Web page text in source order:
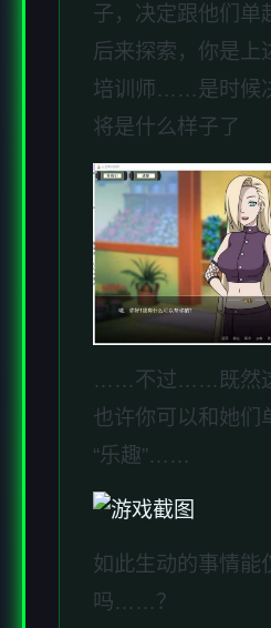
子，决定跟他们单
后来探索，你是上
培训师……是时候
将是什么样子了
……不过……既然这
也许你可以和她们
“乐趣”……
如此生动的事情能
吗……？